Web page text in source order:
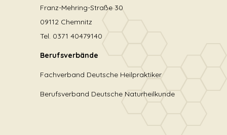
Franz-Mehring-Straße 30
09112 Chemnitz
Tel. 0371 40479140
Berufsverbände
Fachverband Deutsche Heilpraktiker
Berufsverband Deutsche Naturheilkunde